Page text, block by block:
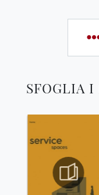
SFOGLIA I